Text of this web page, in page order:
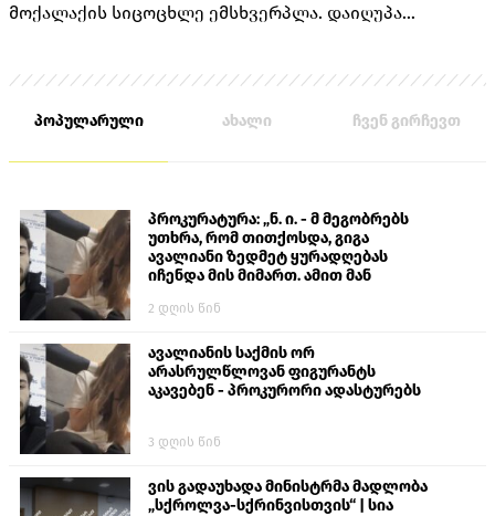
მოქალაქის სიცოცხლე ემსხვერპლა. დაიღუპა
მშვიდობიანი მცხოვრები.
პოპულარული ახალი ჩვენ გირჩევთ
პროკურატურა: „ნ. ი. - მ მეგობრებს
უთხრა, რომ თითქოსდა, გიგა
ავალიანი ზედმეტ ყურადღებას
იჩენდა მის მიმართ. ამით მან
თავს დასხმოდა გიგა ავალიანს“
2 დღის წინ
ავალიანის საქმის ორ
არასრულწლოვან ფიგურანტს
აკავებენ - პროკურორი ადასტურებს
3 დღის წინ
ვის გადაუხადა მინისტრმა მადლობა
„სქროლვა-სქრინვისთვის“ | სია